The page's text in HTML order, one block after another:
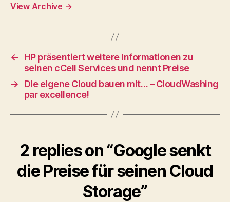
View Archive →
←
HP präsentiert weitere Informationen zu
seinen cCell Services und nennt Preise
→
Die eigene Cloud bauen mit… – CloudWashing
par excellence!
2 replies on “Google senkt
die Preise für seinen Cloud
Storage”